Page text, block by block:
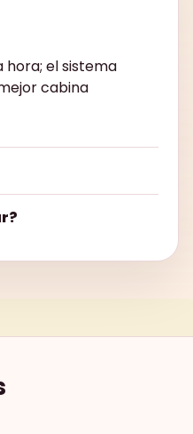
hora; el sistema
cabina